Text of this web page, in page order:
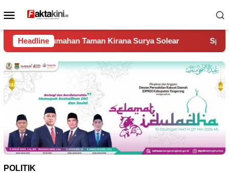
ke
Menu
Mobile
Headline
Taman Kirana Surya Solear Spanyol Juara Piala
POLITIK